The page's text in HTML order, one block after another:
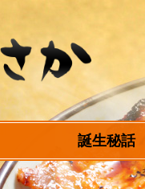
そ丼
誕生秘話